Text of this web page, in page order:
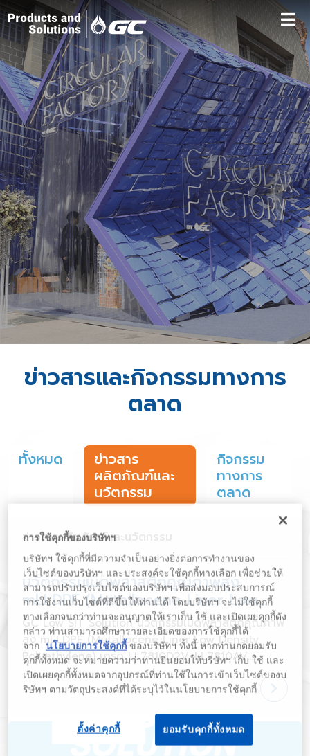
ข่าวสารและกิจกรรมทางการ
ตลาด
ทั้งหมด
ข่าวสาร
ผลิตภัณฑ์และ
นวัตกรรม
กิจกรรม
ทางการ
ตลาด
ข่าวสารผลิตภัณฑ์และนวัตกรรม
นวัตกรรมเม็ดพลาสติกคุณภาพสูง
mLLDPE (Metallocene Liner Low
Density Polyethylene)
GC Low SIT Solution​ ​นวัตกรรมเม็ดพลาสติกคุณภาพ
สูง mLLDPE (Metallocene Liner Low Density
Polyethylene) เกรด LL7810D2V, LL7810AV,
LL7810AW ภายใต้แบรนด์ InnoPlus by GC​
การใช้คุกกี้ของบริษัทฯ
บริษัทฯ ใช้คุกกี้ที่มีความจำเป็นอย่างยิ่งต่อการทำงานของ
เว็บไซต์ของบริษัทฯ และประสงค์จะใช้คุกกี้ทางเลือก เพื่อช่วยให้
สามารถปรับปรุงเว็บไซต์ของบริษัทฯ เพื่อส่งมอบประสบการณ์
การใช้งานเว็บไซต์ที่ดีขึ้นให้ท่านได้ โดยบริษัทฯ จะไม่ใช้คุกกี้
ทางเลือกจนกว่าท่านจะอนุญาตให้เราเก็บ ใช้ และเปิดเผยคุกกี้ดัง
กล่าว ท่านสามารถศึกษารายละเอียดของการใช้คุกกี้ได้
จาก นโยบายการใช้คุกกี้ของบริษัทฯ ทั้งนี้ หากท่านกดยอมรับ
คุกกี้ทั้งหมด จะหมายความว่าท่านยินยอมให้บริษัทฯ เก็บ ใช้ และ
เปิดเผยคุกกี้ทั้งหมดจากอุปกรณ์ที่ท่านใช้ในการเข้าเว็บไซต์ของบ
ริษัทฯ ตามวัตถุประสงค์ที่ได้ระบุไว้ในนโยบายการใช้คุกกี้
ยอมรับคุกกี้ทั้งหมด
ตั้งค่าคุกกี้